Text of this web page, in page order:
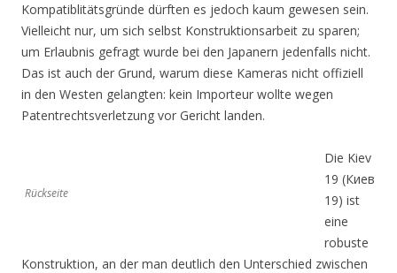
Kompatiblitätsgründe dürften es jedoch kaum gewesen sein.
Vielleicht nur, um sich selbst Konstruktionsarbeit zu sparen;
um Erlaubnis gefragt wurde bei den Japanern jedenfalls nicht.
Das ist auch der Grund, warum diese Kameras nicht offiziell
in den Westen gelangten: kein Importeur wollte wegen
Patentrechtsverletzung vor Gericht landen.
Rückseite
Die Kiev
19 (Киев
19) ist
eine
robuste
Konstruktion, an der man deutlich den Unterschied zwischen